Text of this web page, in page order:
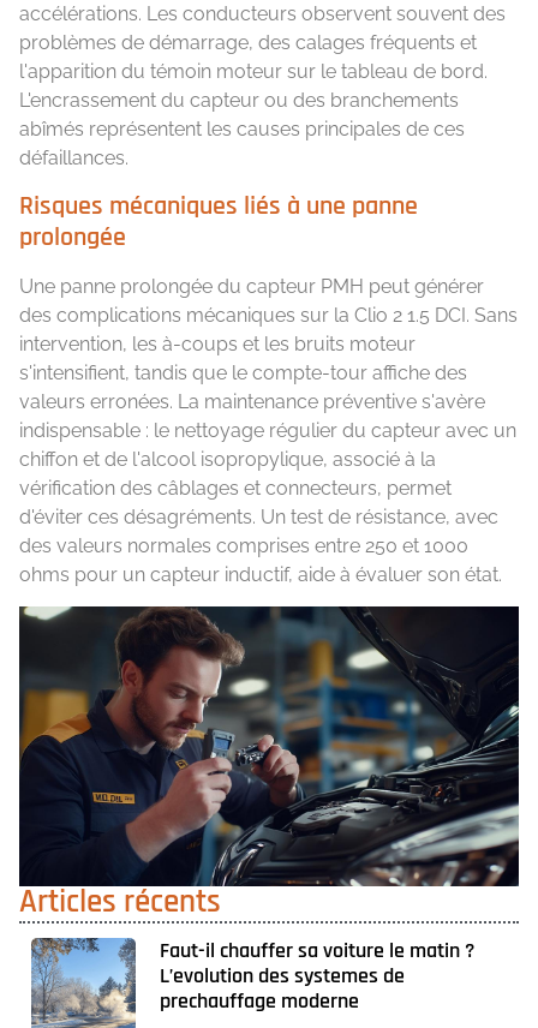
accélérations. Les conducteurs observent souvent des
problèmes de démarrage, des calages fréquents et
l'apparition du témoin moteur sur le tableau de bord.
L'encrassement du capteur ou des branchements
abîmés représentent les causes principales de ces
défaillances.
Risques mécaniques liés à une panne
prolongée
Une panne prolongée du capteur PMH peut générer
des complications mécaniques sur la Clio 2 1.5 DCI. Sans
intervention, les à-coups et les bruits moteur
s'intensifient, tandis que le compte-tour affiche des
valeurs erronées. La maintenance préventive s'avère
indispensable : le nettoyage régulier du capteur avec un
chiffon et de l'alcool isopropylique, associé à la
vérification des câblages et connecteurs, permet
d'éviter ces désagréments. Un test de résistance, avec
des valeurs normales comprises entre 250 et 1000
ohms pour un capteur inductif, aide à évaluer son état.
Articles récents
Faut-il chauffer sa voiture le matin ?
L’evolution des systemes de
prechauffage moderne